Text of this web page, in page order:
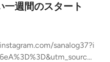
一週間のスタート
sanalog37?i